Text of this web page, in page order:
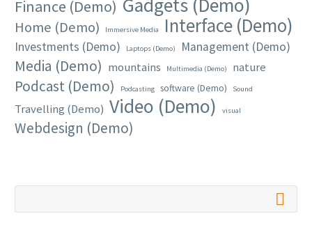
Finance (Demo) Gadgets (Demo)
Home (Demo) Immersive Media Interface (Demo)
Investments (Demo) Laptops (Demo) Management (Demo)
Media (Demo) mountains Multimedia (Demo) nature
Podcast (Demo) Podcasting software (Demo) Sound
Travelling (Demo) Video (Demo) visual
Webdesign (Demo)